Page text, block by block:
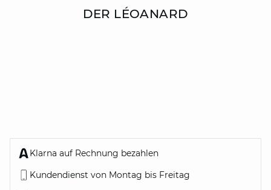
DER LÉOANARD
Klarna auf Rechnung bezahlen
Kundendienst von Montag bis Freitag